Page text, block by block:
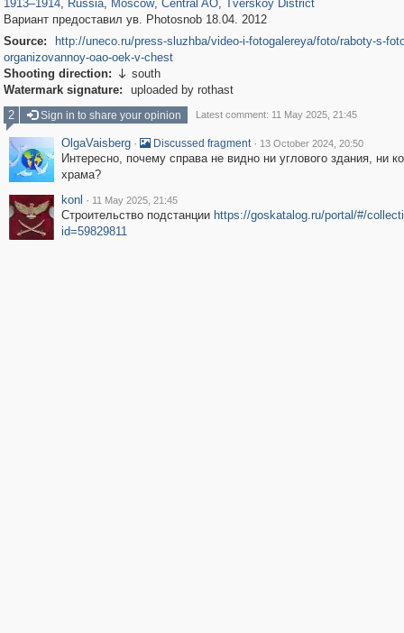
1913–1914, Russia, Moscow, Central AO, Tverskoy District
Вариант предоставил ув. Photosnob 18.04. 2012
Source:
http://uneco.ru/press-sluzhba/video-i-fotogalereya/foto/raboty-s-
organizovannoy-oao-oek-v-chest
Shooting direction:  south
Watermark signature:
uploaded by rothast
2
Sign in to share your opinion Latest comment: 11 May 2025, 21:45
OlgaVaisberg · Discussed fragment · 13 October 2024, 20:50
Интересно, почему справа не видно ни углового здания, ни
храма?
konl · 11 May 2025, 21:45
Строительство подстанции https://goskatalog.ru/portal/#/
id=59829811